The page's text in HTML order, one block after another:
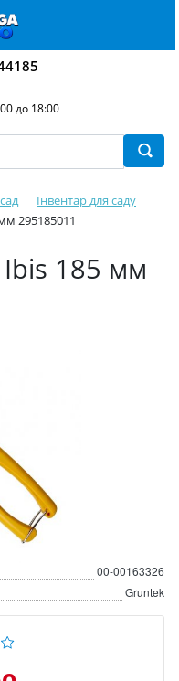
до 18:00
Інвентар для саду
295185011
185 мм
00-00163326
Gruntek